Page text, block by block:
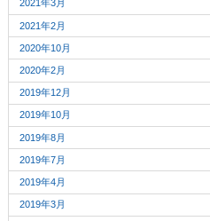
2021年3月
2021年2月
2020年10月
2020年2月
2019年12月
2019年10月
2019年8月
2019年7月
2019年4月
2019年3月